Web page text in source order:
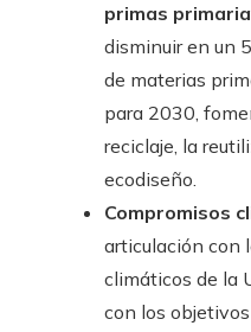
primas
disminuir en un
de materias
para 2030,
reciclaje, la
ecodiseño.
Compromisos
articulación con
climáticos de la
con los